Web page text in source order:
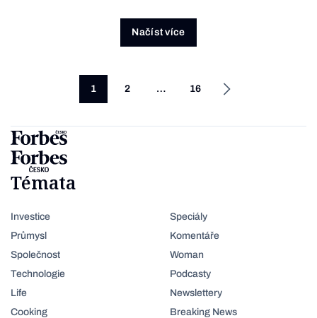
Načíst více
1 2 … 16
Témata
Investice
Průmysl
Společnost
Technologie
Life
Cooking
Speciály
Komentáře
Woman
Podcasty
Newslettery
Breaking News